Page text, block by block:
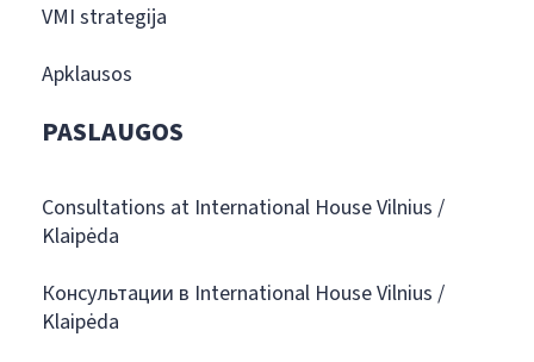
VMI strategija
Apklausos
PASLAUGOS
Consultations at International House Vilnius /
Klaipėda
Консультации в International House Vilnius /
Klaipėda